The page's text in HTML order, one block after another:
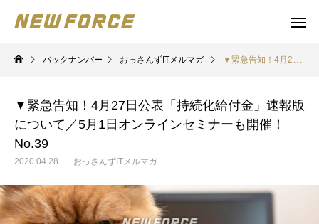
バックナンバー おっさんずITメルマガ ▼緊急告知！4月27日公表「持続化給付金」速報版について／5月1日オンラインセミナーも開催！ No.39
▼緊急告知！4月27日公表「持続化給付金」速報版
について／5月1日オンラインセミナーも開催！
No.39
2020.04.28 おっさんずITメルマガ